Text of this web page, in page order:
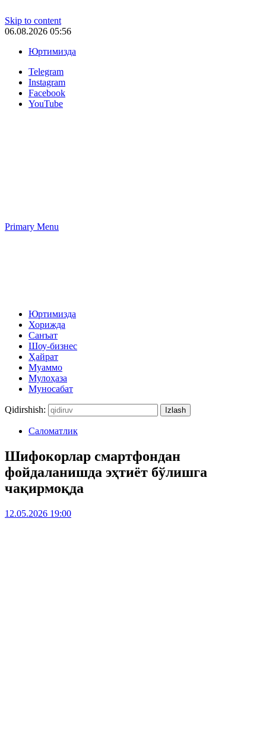
Skip to content
06.08.2026 05:56
Юртимизда
Telegram
Instagram
Facebook
YouTube
Primary Menu
Юртимизда
Хорижда
Санъат
Шоу-бизнес
Ҳайрат
Муаммо
Мулоҳаза
Муносабат
Qidirshish:
Саломатлик
Шифокорлар смартфондан
фойдаланишда эҳтиёт бўлишга
чақирмоқда
12.05.2026 19:00